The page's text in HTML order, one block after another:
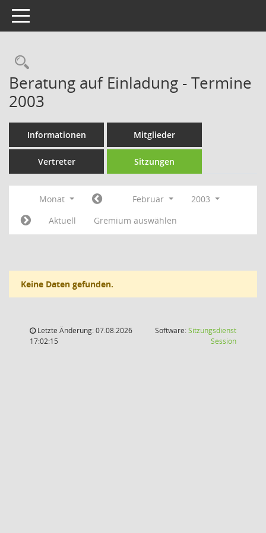
Toggle navigation
Rechercheauswahl
Beratung auf Einladung - Termine
2003
Informationen Mitglieder
Vertreter Sitzungen
Monat Februar
2003
Aktuell
Gremium auswählen
Keine Daten gefunden.
Letzte Änderung: 07.08.2026
17:02:15
Software:Sitzungsdienst
Session(Wird in